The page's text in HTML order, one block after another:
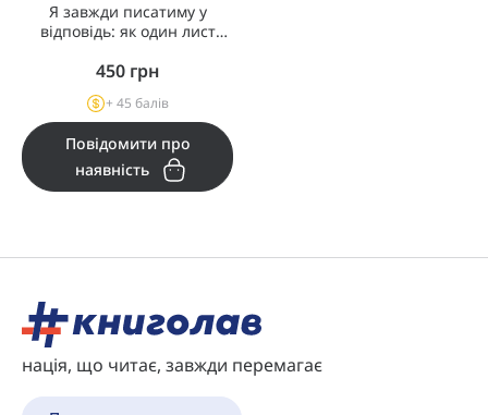
Я завжди писатиму у
відповідь: як один лист
450 грн
+ 45 балів
Повідомити про
наявність
нація, що читає, завжди перемагає